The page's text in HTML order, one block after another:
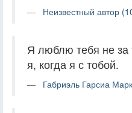
Неизвестный автор
Я люблю тебя не за
я, когда я с тобой.
Габриэль Гарсиа